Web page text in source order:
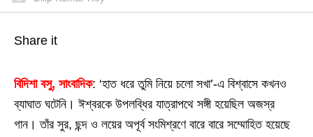
Share it
বিদিশা বসু, সাংবাদিক: ‘হাত ধরে তুমি নিয়ে চলো সখা’-এ বিশ্বাসে কখনও
ব্যাঘাত ঘটেনি। ঈশ্বরকে উপলব্ধির যাত্রাপথে সঙ্গী হয়েছিল অজস্র
গান। তাঁর সুর, ছন্দ ও লয়ের অপূর্ব সংমিশ্রণে বারে বারে সম্মোহিত হয়েছে